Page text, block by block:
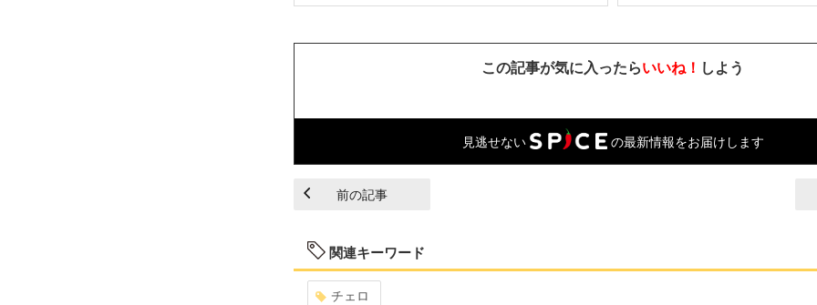
この記事が気に入ったらいいね！ しよう
見逃せない の最新情報をお届けします
前の記事
関連キーワード
チェロ